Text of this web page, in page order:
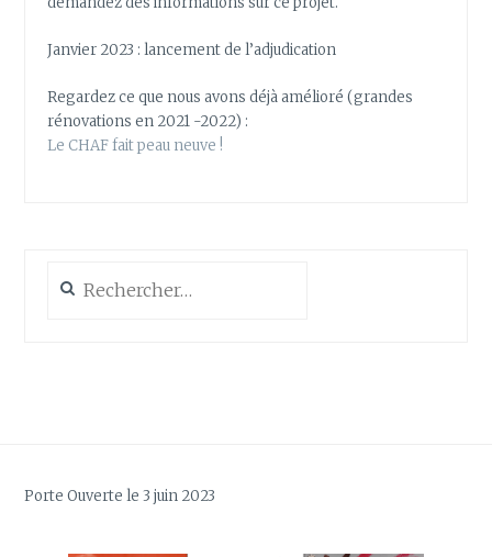
Janvier 2023 : lancement de l’adjudication
Regardez ce que nous avons déjà amélioré (grandes
rénovations en 2021 -2022) :
Le CHAF fait peau neuve !
Porte Ouverte le 3 juin 2023